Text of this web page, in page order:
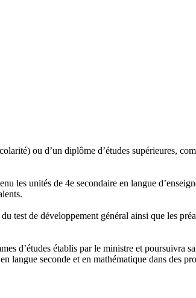
ou d’un diplôme d’études supérieures,
les unités de 4e secondaire en langue
test de développement général ainsi que les
d’études établis par le ministre et poursuivra
seconde et en mathématique dans des